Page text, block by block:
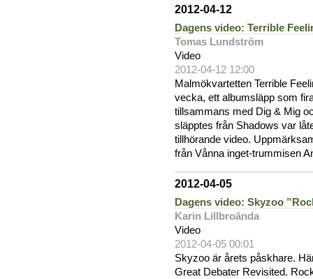
2012-04-12
Dagens video: Terrible
Tomas Lundström
Video
2012-04-12 12:00
Malmökvartetten Terrible
vecka, ett albumsläpp som
tillsammans med Dig & Mig
släpptes från Shadows var
tillhörande video.
från Vånna inget-trummisen
2012-04-05
Dagens video: Skyzoo
Karin Lillbroända
Video
2012-04-05 00:01
Skyzoo är årets påskhare.
Great Debater Revisited.